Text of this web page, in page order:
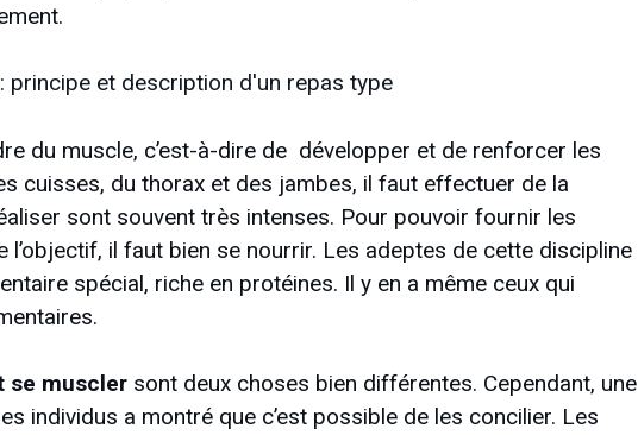
principe et description d'un repas type
du muscle, c’est-à-dire de développer et de renforcer les
cuisses, du thorax et des jambes, il faut effectuer de la
sont souvent très intenses. Pour pouvoir fournir les
il faut bien se nourrir. Les adeptes de cette discipline
spécial, riche en protéines. Il y en a même ceux qui
se muscler sont deux choses bien différentes. Cependant, une
individus a montré que c’est possible de les concilier. Les